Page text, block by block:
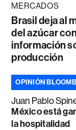
MERCADOS
Brasil deja al
del azúcar
información
producción
OPINIÓN
Juan Pablo
México está
la hospitalidad